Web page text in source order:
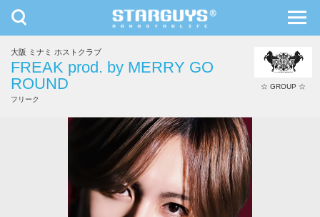
九州・沖縄 北海道・東北
toggle
navigation
大阪 ミナミ ホストクラブ
FREAK prod. by MERRY GO
ROUND
フリーク
☆ GROUP ☆
Sena